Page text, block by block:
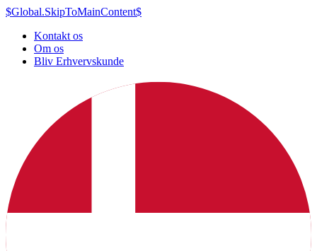
$Global.SkipToMainContent$
Kontakt os
Om os
Bliv Erhvervskunde